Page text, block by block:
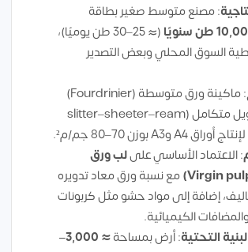
: مصنع متوسط صغير بطاقة
(≈ 25–30 طن يوميًا)،
السوق المحلي وبعض التصدير
: ماكينة ورق متوسطة (Fourdrinier)
مع خط تحويل متكامل (slitter–sheeter–ream
: الاعتماد الأساسي علىلب ورق
مع نسبة ورق معاد تدويره
إضافة إلى مواد حشو مثل كربونات
الكيميائية.
التحتية: أرض بمساحة
≈ 3,000–